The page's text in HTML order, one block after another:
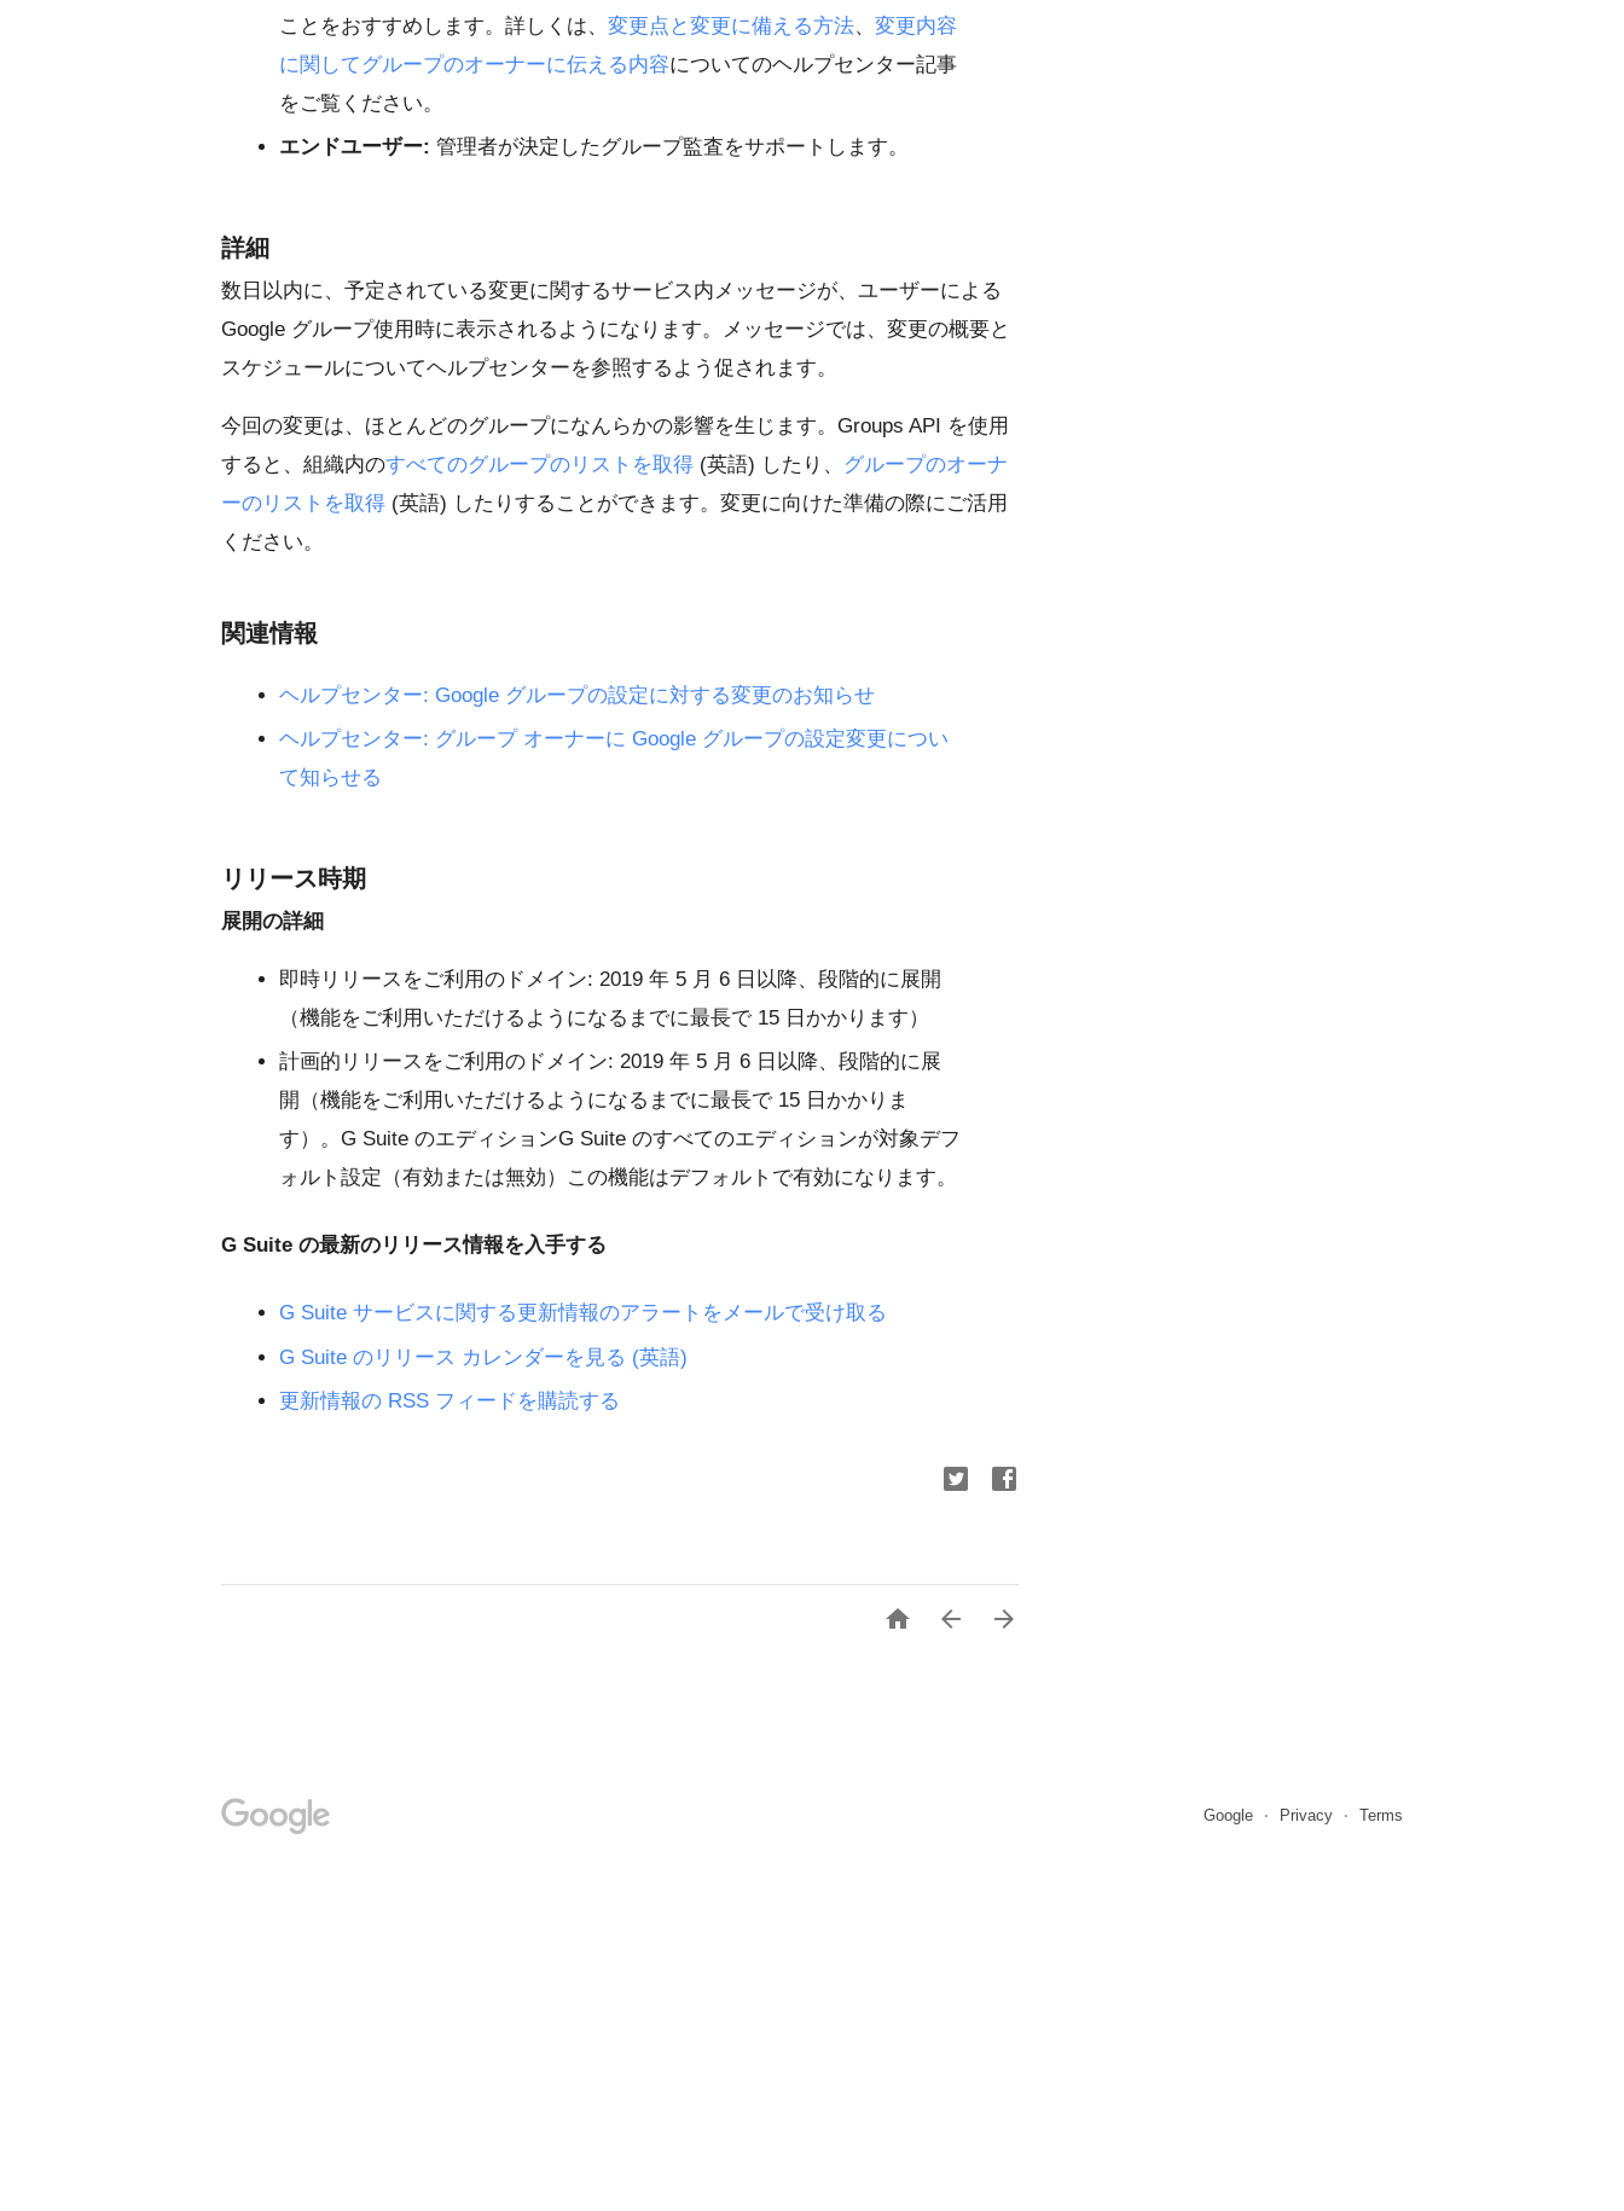
ことをおすすめします。詳しくは、 変更点と変更に備える方法、 変更内容
に関してグループのオーナーに伝える内容についてのヘルプセンター記事
をご覧ください。
エンドユーザー: 管理者が決定したグループ監査をサポートします。
詳細
数日以内に、予定されている変更に関するサービス内メッセージが、ユーザーによる
Google グループ使用時に表示されるようになります。メッセージでは、変更の概要と
スケジュールについてヘルプセンターを参照するよう促されます。
今回の変更は、ほとんどのグループになんらかの影響を生じます。Groups API を使用
すると、組織内のすべてのグループのリストを取得 (英語) したり、
グループのオーナ
ーのリストを取得 (英語) したりすることができます。変更に向けた準備の際にご活用
ください。
関連情報
ヘルプセンター: Google グループの設定に対する変更のお知らせ
ヘルプセンター: グループ オーナーに Google グループの設定変更につい
て知らせる
リリース時期
展開の詳細
即時リリースをご利用のドメイン: 2019 年 5 月 6 日以降、段階的に展開
（機能をご利用いただけるようになるまでに最長で 15 日かかります）
計画的リリースをご利用のドメイン: 2019 年 5 月 6 日以降、段階的に展
開（機能をご利用いただけるようになるまでに最長で 15 日かかりま
す）。G Suite のエディションG Suite のすべてのエディションが対象デフ
ォルト設定（有効または無効）この機能はデフォルトで有効になります。
G Suite の最新のリリース情報を入手する
G Suite サービスに関する更新情報のアラートをメールで受け取る
G Suite のリリース カレンダーを見る (英語)
更新情報の RSS フィードを購読する
  
Google Privacy Terms